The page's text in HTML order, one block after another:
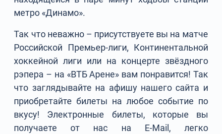
метро «Динамо».
Так что неважно – присутствуете вы на матче
Российской Премьер-лиги, Континентальной
хоккейной лиги или на концерте звёздного
рэпера – на «ВТБ Арене» вам понравится! Так
что заглядывайте на афишу нашего сайта и
приобретайте билеты на любое событие по
вкусу! Электронные билеты, которые вы
получаете от нас на E-Mail, легко